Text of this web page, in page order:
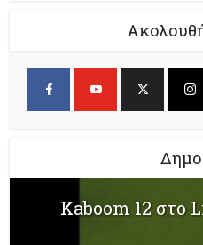
Kaboom 12 στο